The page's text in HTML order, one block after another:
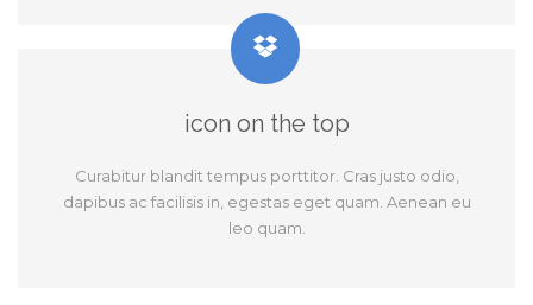
icon on the top
Curabitur blandit tempus porttitor. Cras justo odio,
dapibus ac facilisis in, egestas eget quam. Aenean eu
leo quam.